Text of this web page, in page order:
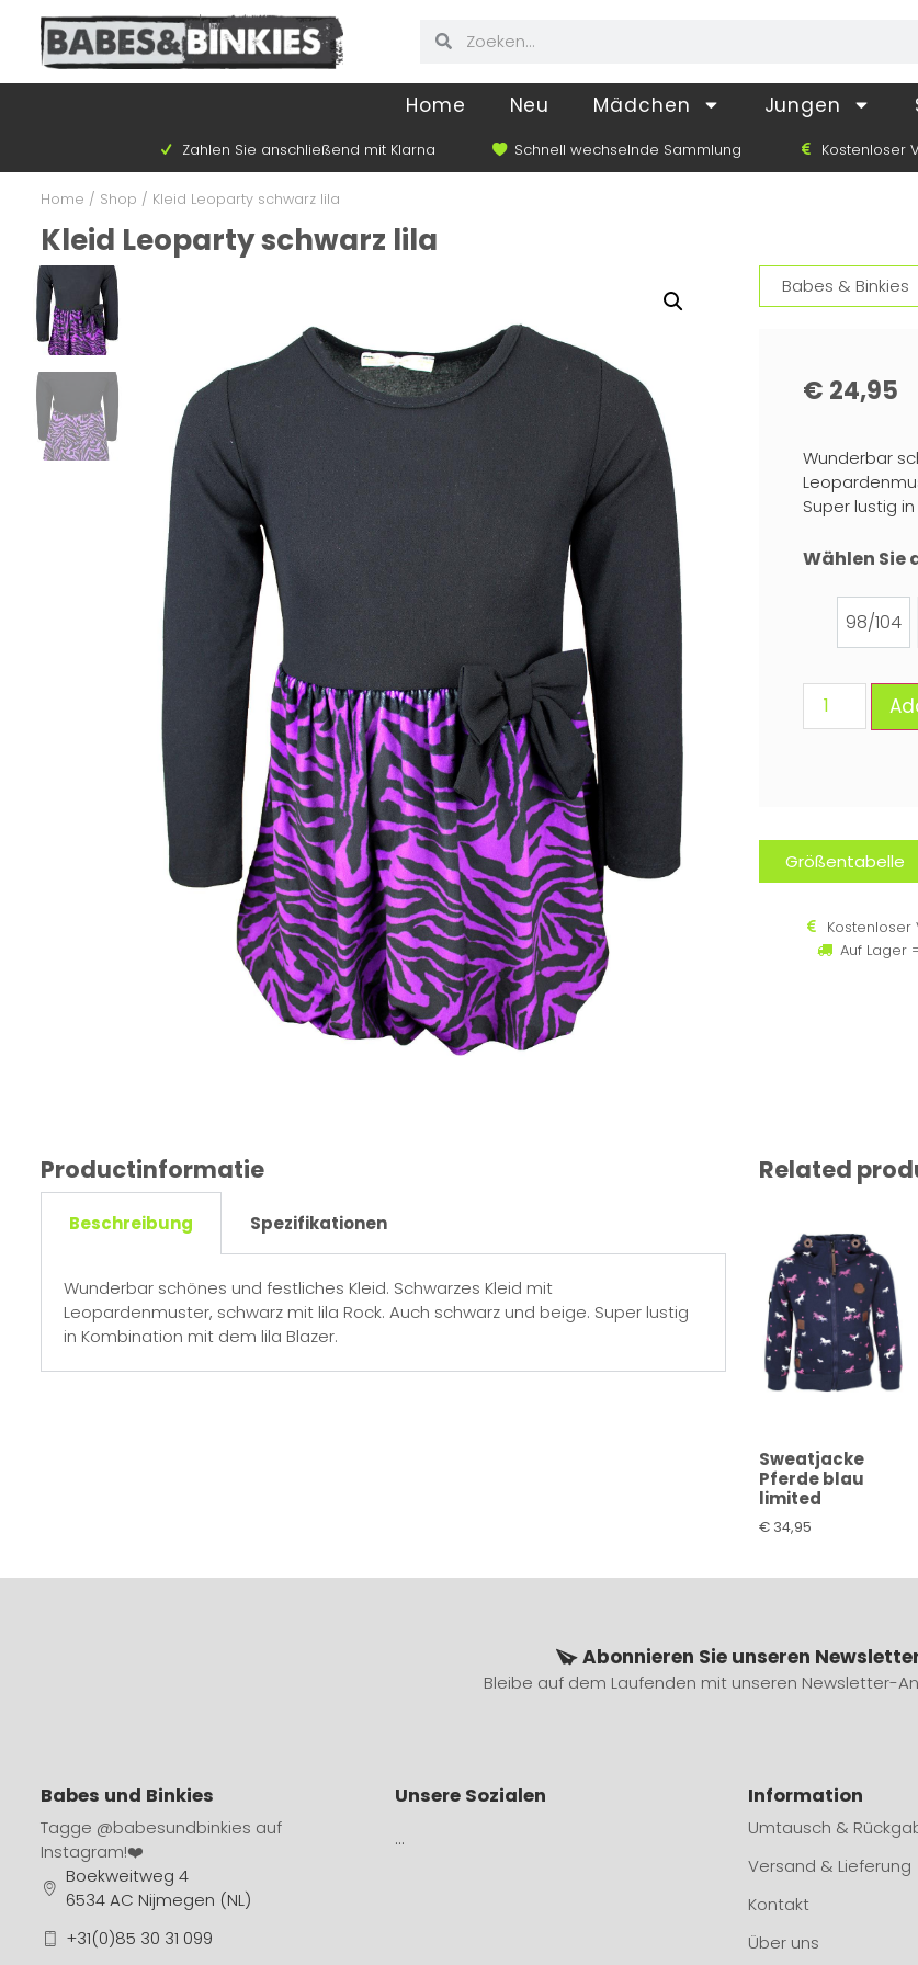
Home Neu Mädchen Jungen
Zahlen Sie anschließend mit Klarna Schnell wechselnde Sammlung Kostenloser
Home / Shop / Kleid Leoparty schwarz lila
Kleid Leoparty schwarz lila
Babes & Binkies
€ 24,95
Wunderbar
Super lustig
Wählen Sie
98/104
Größentabelle
Auf Lager
Productinformatie
Beschreibung Spezifikationen
Wunderbar schönes und festliches Kleid. Schwarzes Kleid mit
Leopardenmuster, schwarz mit lila Rock. Auch schwarz und beige. Super lustig
in Kombination mit dem lila Blazer.
Related
Sweatjacke
Pferde blau
limited
€ 34,95
Abonnieren Sie unseren
Bleibe auf dem Laufenden mit unseren Newsletter-
Babes und Binkies
Tagge @babesundbinkies auf
Instagram!❤️
Boekweitweg 4
6534 AC Nijmegen (NL)
+31(0)85 30 31 099
Unsere Sozialen
…
Information
Umtausch &
Versand & Lieferung
Kontakt
Über uns